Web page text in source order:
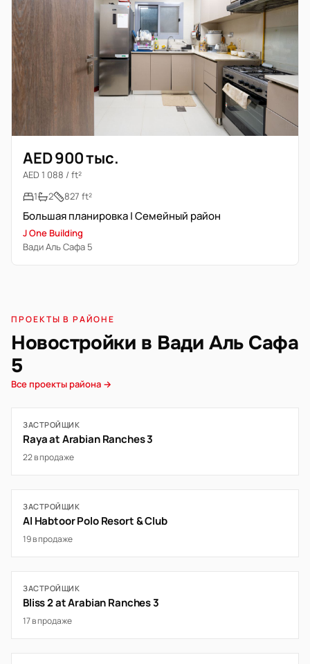
AED 900 тыс.
AED 1 088 / ft²
1
2 827 ft²
Большая планировка | Семейный район
J One Building
Вади Аль Сафа 5
ПРОЕКТЫ В РАЙОНЕ
Новостройки в Вади Аль Сафа
5
Все проекты района →
ЗАСТРОЙЩИК
Raya at Arabian Ranches 3
22 в продаже
ЗАСТРОЙЩИК
Al Habtoor Polo Resort & Club
19 в продаже
ЗАСТРОЙЩИК
Bliss 2 at Arabian Ranches 3
17 в продаже